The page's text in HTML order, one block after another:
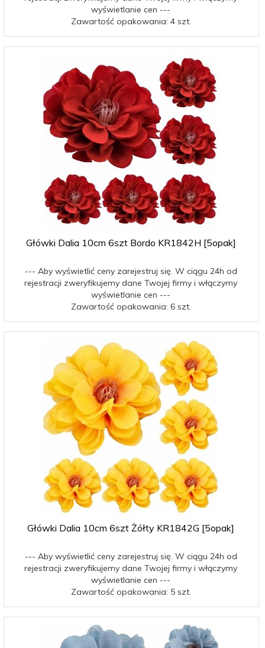
wyświetlanie cen ---
Zawartość opakowania: 4 szt.
Główki Dalia 10cm 6szt Bordo KR1842H [5opak]
--- Aby wyświetlić ceny zarejestruj się. W ciągu 24h od
rejestracji zweryfikujemy dane Twojej firmy i włączymy
wyświetlanie cen ---
Zawartość opakowania: 6 szt.
Główki Dalia 10cm 6szt Żółty KR1842G [5opak]
--- Aby wyświetlić ceny zarejestruj się. W ciągu 24h od
rejestracji zweryfikujemy dane Twojej firmy i włączymy
wyświetlanie cen ---
Zawartość opakowania: 5 szt.